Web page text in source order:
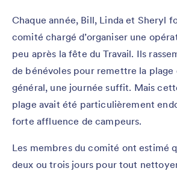
Chaque année, Bill, Linda et Sheryl
comité chargé d’organiser une
peu après la fête du Travail. Ils
de bénévoles pour remettre la plage
général, une journée suffit. Mais
plage avait été particulièrement
forte affluence de campeurs.
Les membres du comité ont estimé
deux ou trois jours pour tout